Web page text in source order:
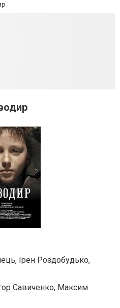
Ірен Роздобудько,
Савиченко, Максим